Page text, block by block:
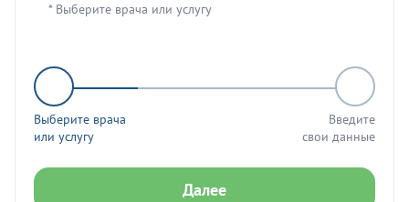
* Выберите врача или услугу
Выберите врача
или услугу
Введите
свои данные
Далее